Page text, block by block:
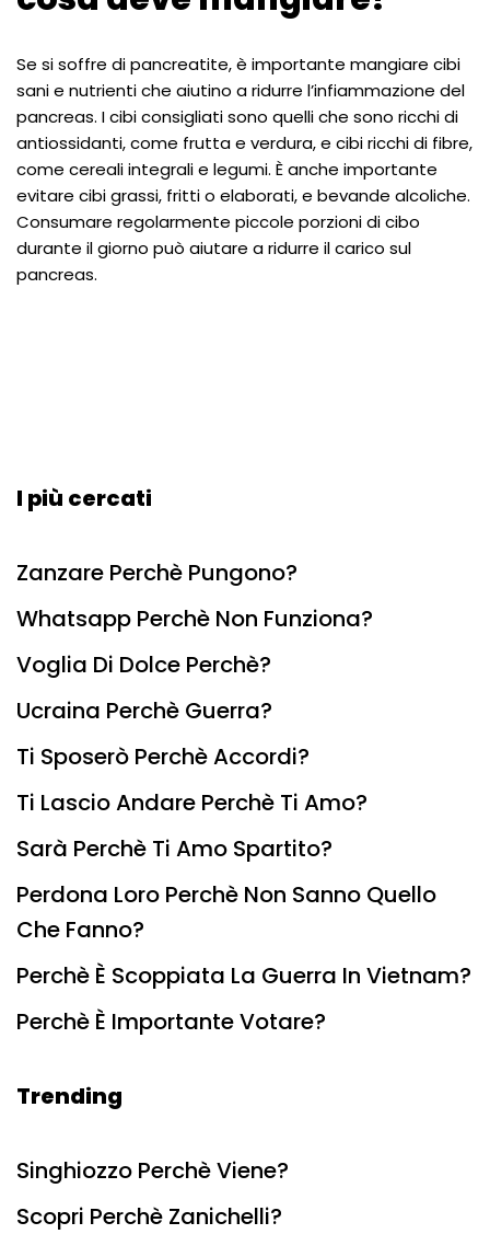
Se si soffre di pancreatite, è importante mangiare cibi
sani e nutrienti che aiutino a ridurre l’infiammazione del
pancreas. I cibi consigliati sono quelli che sono ricchi di
antiossidanti, come frutta e verdura, e cibi ricchi di fibre,
come cereali integrali e legumi. È anche importante
evitare cibi grassi, fritti o elaborati, e bevande alcoliche.
Consumare regolarmente piccole porzioni di cibo
durante il giorno può aiutare a ridurre il carico sul
pancreas.
I più cercati
Zanzare Perchè Pungono?
Whatsapp Perchè Non Funziona?
Voglia Di Dolce Perchè?
Ucraina Perchè Guerra?
Ti Sposerò Perchè Accordi?
Ti Lascio Andare Perchè Ti Amo?
Sarà Perchè Ti Amo Spartito?
Perdona Loro Perchè Non Sanno Quello
Che Fanno?
Perchè È Scoppiata La Guerra In Vietnam?
Perchè È Importante Votare?
Trending
Singhiozzo Perchè Viene?
Scopri Perchè Zanichelli?